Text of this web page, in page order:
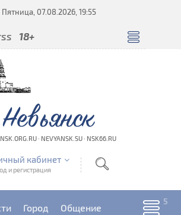
07.08.2026, 19:55
18+
Невьянск
· NEVYANSK.SU · NSK66.RU
кабинет
и регистрация
Город Общение